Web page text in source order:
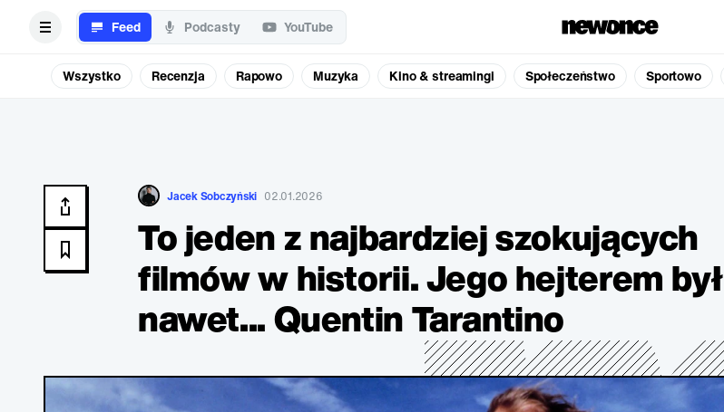
Feed Podcasty YouTube
Wszystko Recenzja Rapowo Muzyka Kino & streamingi Społeczeństwo Sportowo
Jacek Sobczyński 02.01.2026
To jeden z najbardziej szokujących
filmów w historii. Jego hejterem był
nawet... Quentin Tarantino